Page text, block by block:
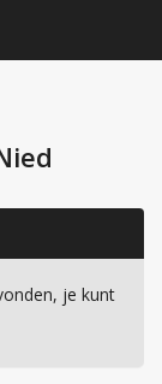
je kunt